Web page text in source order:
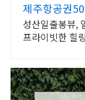
제주항공권
객실 구성
성산일출봉뷰,
프라이빗한 힐